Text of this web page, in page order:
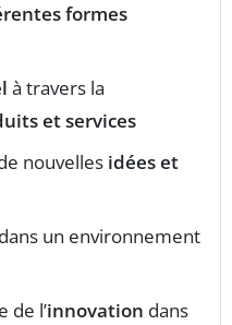
formes
à travers la
et services
nouvelles idées et
dans un environnement
de l’innovation dans